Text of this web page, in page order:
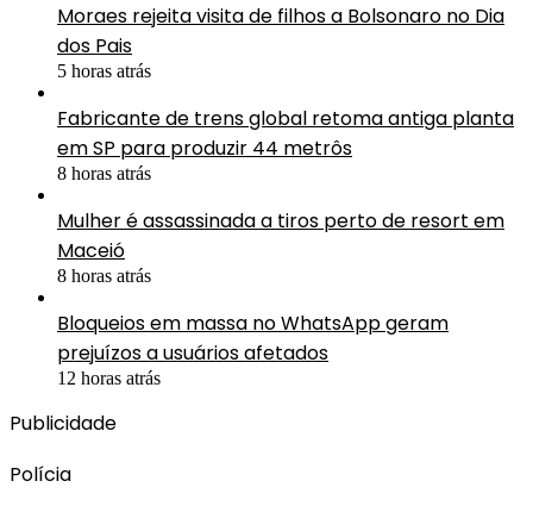
Moraes rejeita visita de filhos a Bolsonaro no Dia
dos Pais
5 horas atrás
Fabricante de trens global retoma antiga planta
em SP para produzir 44 metrôs
8 horas atrás
Mulher é assassinada a tiros perto de resort em
Maceió
8 horas atrás
Bloqueios em massa no WhatsApp geram
prejuízos a usuários afetados
12 horas atrás
Publicidade
Polícia